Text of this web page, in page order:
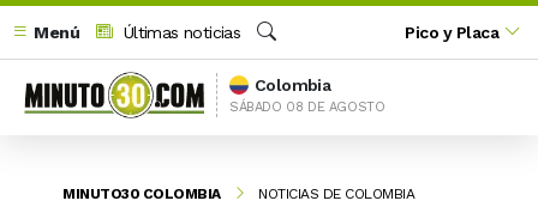
Menú
Últimas noticias
Buscar
Pico y Placa
Colombia
SÁBADO 08 DE AGOSTO
MINUTO30 COLOMBIA NOTICIAS DE COLOMBIA